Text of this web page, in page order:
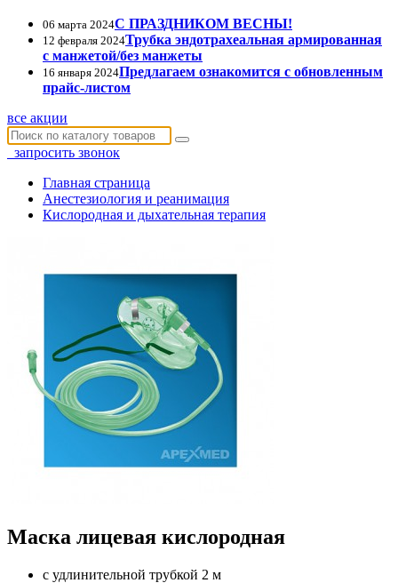
06 марта 2024С ПРАЗДНИКОМ ВЕСНЫ!
12 февраля 2024Трубка эндотрахеальная армированная
с манжетой/без манжеты
16 января 2024Предлагаем ознакомится с обновленным
прайс-листом
все акции
запросить звонок
Главная страница
Анестезиология и реанимация
Кислородная и дыхательная терапия
Маска лицевая кислородная
с удлинительной трубкой 2 м